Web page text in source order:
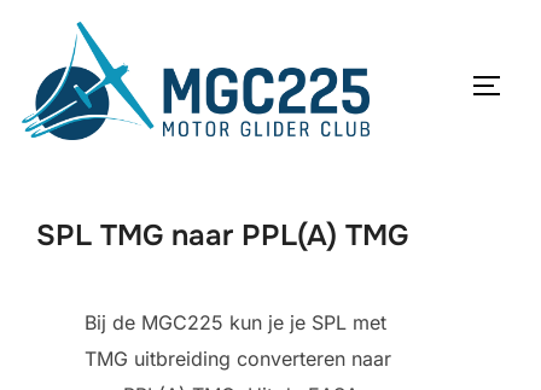
inhoud
SPL TMG naar PPL(A) TMG
Bij de MGC225 kun je je SPL met
TMG uitbreiding converteren naar